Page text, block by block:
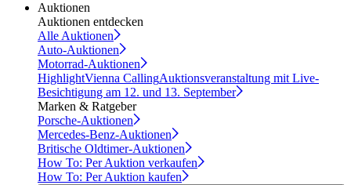
Auktionen
Auktionen entdecken
Alle Auktionen
Auto-Auktionen
Motorrad-Auktionen
HighlightVienna CallingAuktionsveranstaltung mit Live-
Besichtigung am 12. und 13. September
Marken & Ratgeber
Porsche-Auktionen
Mercedes-Benz-Auktionen
Britische Oldtimer-Auktionen
How To: Per Auktion verkaufen
How To: Per Auktion kaufen